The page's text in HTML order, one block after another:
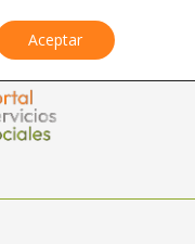
Aceptar